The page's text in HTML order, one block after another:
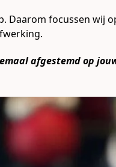
afgestemd op
focussen wij